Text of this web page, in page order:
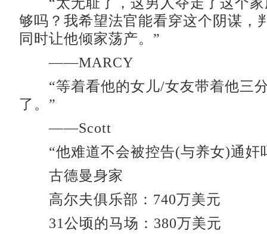
“太无耻了，这男人夺走了这个家
够吗？我希望法官能看穿这个阴谋，
同时让他倾家荡产。”
——MARCY
“等着看他的女儿/女友带着他三
了。”
——Scott
“他难道不会被控告(与养女)通
古德曼身家
高尔夫俱乐部：740万美元
31公顷的马场：380万美元